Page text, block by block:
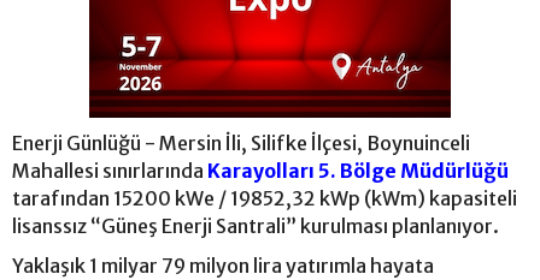
Enerji Günlüğü - Mersin İli, Silifke İlçesi, Boynuinceli
Mahallesi sınırlarında Karayolları 5. Bölge Müdürlüğü
tarafından 15200 kWe / 19852,32 kWp (kWm) kapasiteli
lisanssız “Güneş Enerji Santrali” kurulması planlanıyor.
Yaklaşık 1 milyar 79 milyon lira yatırımla hayata